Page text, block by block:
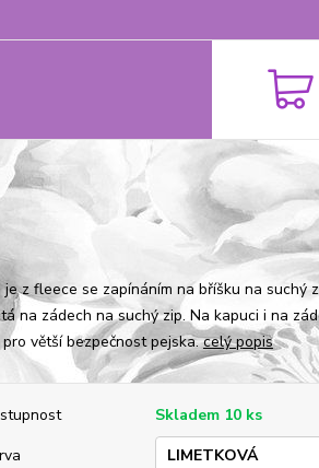
je z fleece se zapínáním na bříšku na suchý
na zádech na suchý zip. Na kapuci i na
větší bezpečnost pejska.celý popis
Skladem 10 ks